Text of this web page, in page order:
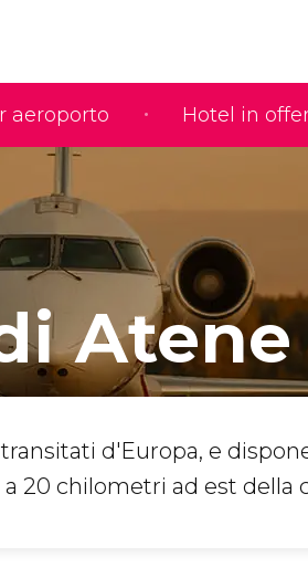
aeroporto Hotel in
Atene
d'Europa, e
20 chilometri ad est della